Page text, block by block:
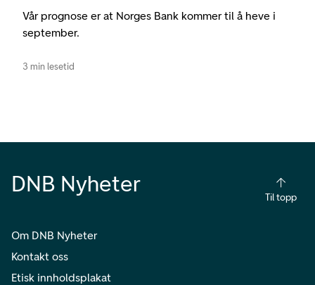
Vår prognose er at Norges Bank kommer til å heve i
september.
3 min lesetid
DNB Nyheter
Til topp
Om DNB Nyheter
Kontakt oss
Etisk innholdsplakat